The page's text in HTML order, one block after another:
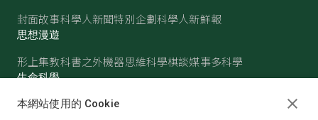
封面故事科學人新聞特別企劃科學人新鮮報
思想漫遊
形上集教科書之外機器思維科學棋談媒事多科學
生命科學
醫學古生物心理學生態學
本網站使用的 Cookie